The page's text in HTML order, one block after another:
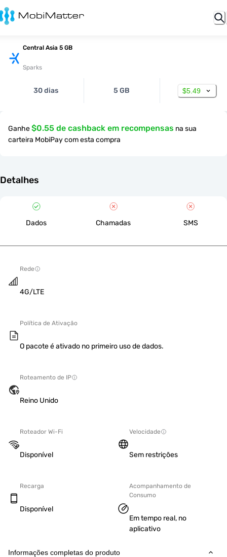
Central Asia 5 GB
Sparks
30 dias 5 GB $5.49
Ganhe$0.55 de cashback em recompensas na sua
carteira MobiPay com esta compra
Detalhes
Dados Chamadas SMS
Rede
4G/LTE
Política de Ativação
O pacote é ativado no primeiro uso de dados.
Roteamento de IP
Reino Unido
Roteador Wi-Fi
Disponível
Velocidade
Sem restrições
Recarga
Disponível
Acompanhamento de
Consumo
Em tempo real, no
aplicativo
Informações completas do produto